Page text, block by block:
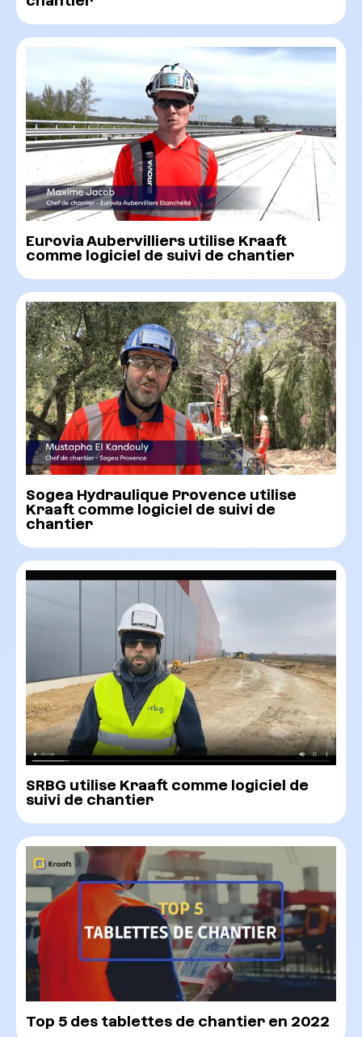
Eurovia Aubervilliers utilise Kraaft
comme logiciel de suivi de chantier
Sogea Hydraulique Provence utilise
Kraaft comme logiciel de suivi de
chantier
SRBG utilise Kraaft comme logiciel de
suivi de chantier
Top 5 des tablettes de chantier en 2022